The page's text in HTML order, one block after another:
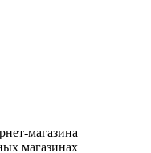
магазина
магазинах